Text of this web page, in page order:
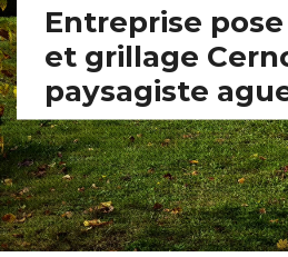
Entreprise
et grillage
paysagiste